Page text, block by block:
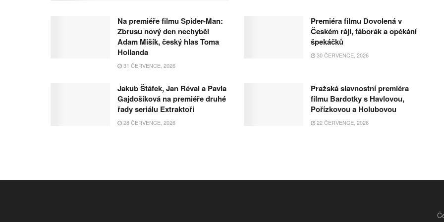
Na premiéře filmu Spider-Man:
Zbrusu nový den nechyběl
Adam Mišík, český hlas Toma
Hollanda
31 ČERVENCE, 2026
Premiéra filmu Dovolená v
Českém ráji, táborák a opékání
špekáčků
30 ČERVENCE, 2026
Jakub Štáfek, Jan Révai a Pavla
Gajdošíková na premiéře druhé
řady seriálu Extraktoři
28 ČERVENCE, 2026
Pražská slavnostní premiéra
filmu Bardotky s Havlovou,
Pořízkovou a Holubovou
22 ČERVENCE, 2026